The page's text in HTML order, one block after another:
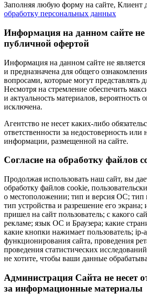
Заполняя любую форму на сайте, Клиент
обработку персональных данных
Информация на данном сайте не
публичной офертой
Информация на данном сайте не
и предназначена для общего
вопросами, которые могут представлять
Несмотря на стремление обеспечить
и актуальность материалов, вероятность
исключена.
Агентство не несет каких-либо
ответственности за недостоверность или
информации, размещенной на сайте.
Cогласие на обработку файлов
Продолжая использовать наш сайт, вы
обработку файлов cookie,
о местоположении; тип и версия ОС; тип
тип устройства и разрешение его экрана;
пришел на сайт пользователь; с какого
рекламе; язык ОС и Браузера; какие
какие кнопки нажимает пользователь; ip-
функционирования сайта, проведения
проведения статистических
не хотите, чтобы ваши данные
Администрация Сайта не несет
за информационные материалы